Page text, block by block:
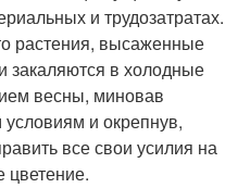
и трудозатратах.
растения, высаженные
закаляются в холодные
весны, миновав
и окрепнув,
все свои усилия на
цветение.